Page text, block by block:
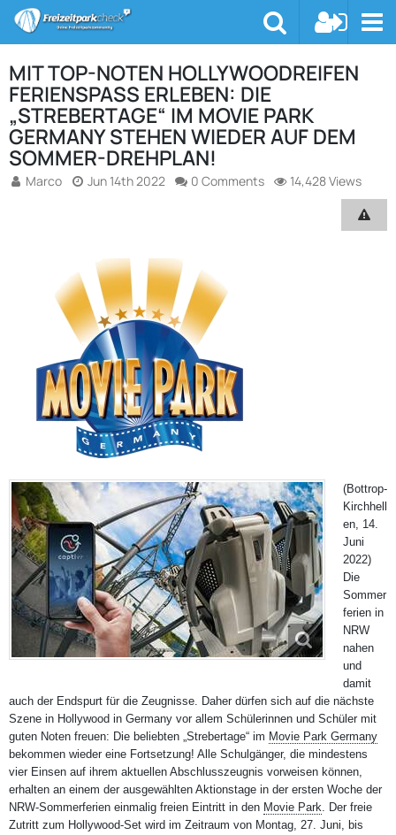
MIT TOP-NOTEN HOLLYWOODREIFEN
FERIENSPASS ERLEBEN: DIE „
STREBERTAGE“ IM MOVIE PARK G
ERMANY STEHEN WIEDER AUF DEM S
OMMER-DREHPLAN!
Marco Jun 14th 2022 0 Comments 14,428 Views
(Bottrop-
Kirchhell
en, 14.
Juni
2022)
Die
Sommer
ferien in
NRW
nahen
und
damit
auch der Endspurt für die Zeugnisse. Daher dürfen sich auf die nächste
Szene in Hollywood in Germany vor allem Schülerinnen und Schüler mit
guten Noten freuen: Die beliebten „Strebertage“ im Movie Park Germany
bekommen wieder eine Fortsetzung! Alle Schulgänger, die mindestens
vier Einsen auf ihrem aktuellen Abschlusszeugnis vorweisen können,
erhalten an einem der ausgewählten Aktionstage in der ersten Woche der
NRW-Sommerferien einmalig freien Eintritt in den Movie Park. Der freie
Zutritt zum Hollywood-Set wird im Zeitraum von Montag, 27. Juni, bis